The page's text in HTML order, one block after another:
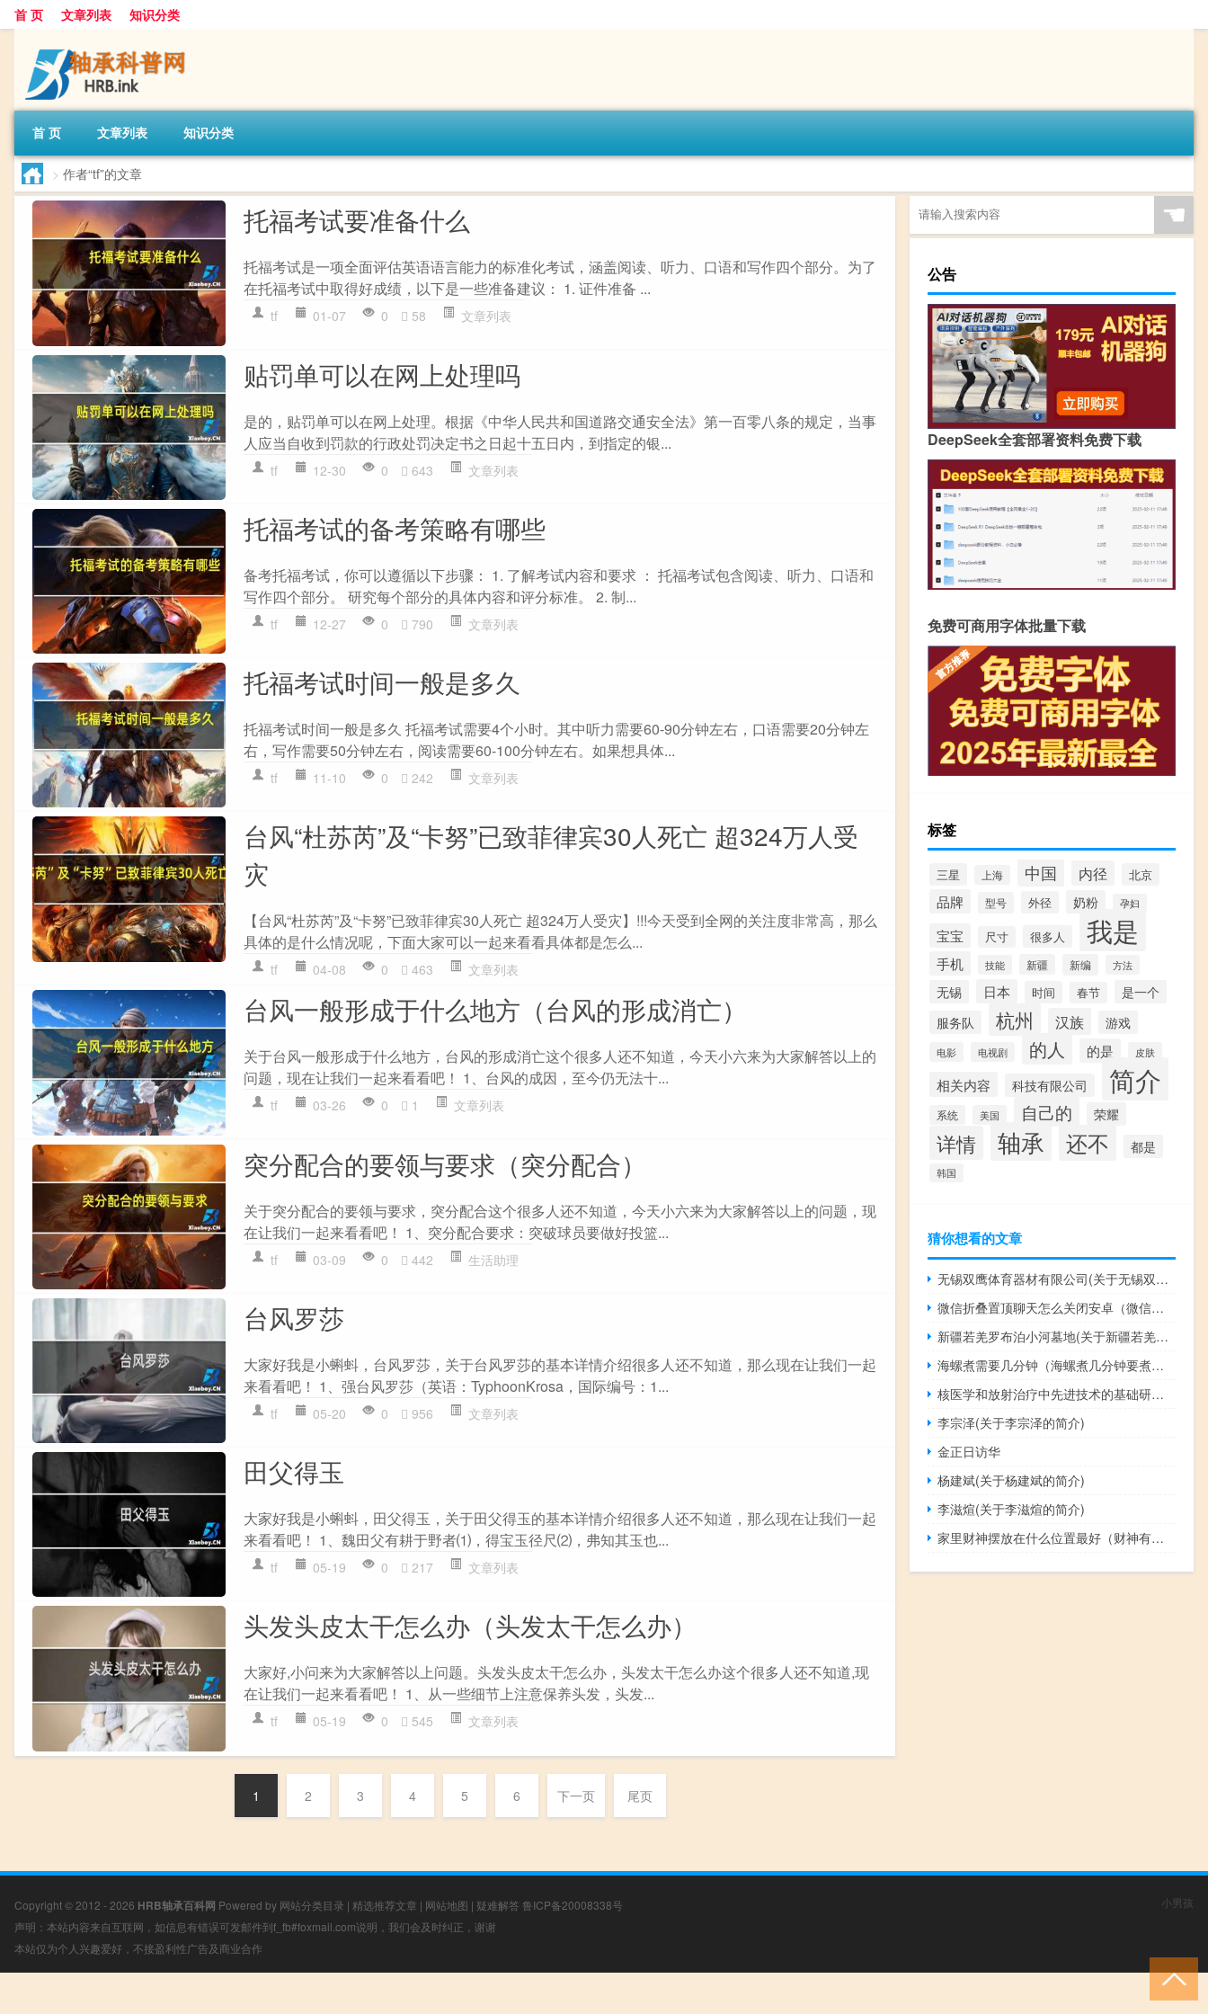
首 页 文章列表 知识分类
首 页 文章列表 知识分类
> 作者“tf”的文章
托福考试要准备什么
托福考试是一项全面评估英语语言能力的标准化考试，涵盖阅读、听力、口语和写作四个部分。为了
在托福考试中取得好成绩，以下是一些准备建议： 1. 证件准备 ...
tf 01-07 0 58 文章列表
贴罚单可以在网上处理吗
是的，贴罚单可以在网上处理。根据《中华人民共和国道路交通安全法》第一百零八条的规定，当事
人应当自收到罚款的行政处罚决定书之日起十五日内，到指定的银...
tf 12-30 0 643 文章列表
托福考试的备考策略有哪些
备考托福考试，你可以遵循以下步骤： 1. 了解考试内容和要求 ： 托福考试包含阅读、听力、口语和
写作四个部分。 研究每个部分的具体内容和评分标准。 2. 制...
tf 12-27 0 790 文章列表
托福考试时间一般是多久
托福考试时间一般是多久 托福考试需要4个小时。其中听力需要60-90分钟左右，口语需要20分钟左
右，写作需要50分钟左右，阅读需要60-100分钟左右。如果想具体...
tf 11-10 0 242 文章列表
台风“杜苏芮”及“卡努”已致菲律宾30人死亡 超324万人受
灾
【台风“杜苏芮”及“卡努”已致菲律宾30人死亡 超324万人受灾】!!!今天受到全网的关注度非常高，那么
具体的是什么情况呢，下面大家可以一起来看看具体都是怎么...
tf 04-08 0 463 文章列表
台风一般形成于什么地方（台风的形成消亡）
关于台风一般形成于什么地方，台风的形成消亡这个很多人还不知道，今天小六来为大家解答以上的
问题，现在让我们一起来看看吧！ 1、台风的成因，至今仍无法十...
tf 03-26 0 1 文章列表
突分配合的要领与要求（突分配合）
关于突分配合的要领与要求，突分配合这个很多人还不知道，今天小六来为大家解答以上的问题，现
在让我们一起来看看吧！ 1、突分配合要求：突破球员要做好投篮...
tf 03-09 0 442 生活助理
台风罗莎
大家好我是小蝌蚪，台风罗莎，关于台风罗莎的基本详情介绍很多人还不知道，那么现在让我们一起
来看看吧！ 1、强台风罗莎（英语：TyphoonKrosa，国际编号：1...
tf 05-20 0 956 文章列表
田父得玉
大家好我是小蝌蚪，田父得玉，关于田父得玉的基本详情介绍很多人还不知道，那么现在让我们一起
来看看吧！ 1、魏田父有耕于野者⑴，得宝玉径尺⑵，弗知其玉也...
tf 05-19 0 217 文章列表
头发头皮太干怎么办（头发太干怎么办）
大家好,小问来为大家解答以上问题。头发头皮太干怎么办，头发太干怎么办这个很多人还不知道,现
在让我们一起来看看吧！ 1、从一些细节上注意保养头发，头发...
tf 05-19 0 545 文章列表
1 2 3 4 5 6 下一页 尾页
☚
公告
DeepSeek全套部署资料免费下载
免费可商用字体批量下载
标签
三星 上海 中国 内径 北京
品牌 型号 外径 奶粉 孕妇
宝宝 尺寸 很多人 我是
手机 技能 新疆 新编 方法
无锡 日本 时间 春节
是一个
服务队
杭州 汉族 游戏
电影 电视剧 的人 的是 皮肤
相关内容 科技有限公司 简介
系统 美国 自己的 荣耀
详情 轴承 还不 都是
韩国
猜你想看的文章
无锡双鹰体育器材有限公司(关于无锡双鹰体育器材有限公司的简介)
微信折叠置顶聊天怎么关闭安卓（微信折叠置顶聊天怎么关闭）
新疆若羌罗布泊小河墓地(关于新疆若羌罗布泊小河墓地的简介)
海螺煮需要几分钟（海螺煮几分钟要煮大约10到15分钟）
核医学和放射治疗中先进技术的基础研究(关于核医学和放射治疗中先进技术的基础研究的简介)
李宗泽(关于李宗泽的简介)
金正日访华
杨建斌(关于杨建斌的简介)
李滋煊(关于李滋煊的简介)
家里财神摆放在什么位置最好（财神有什么种类）
Copyright © 2012 - 2026 HRB轴承百科网 Powered by 网站分类目录 | 精选推荐文章 | 网站地图 | 疑难解答 鲁ICP备20008338号
声明：本站内容来自互联网，如信息有错误可发邮件到f_fb#foxmail.com说明，我们会及时纠正，谢谢
本站仅为个人兴趣爱好，不接盈利性广告及商业合作
小男孩